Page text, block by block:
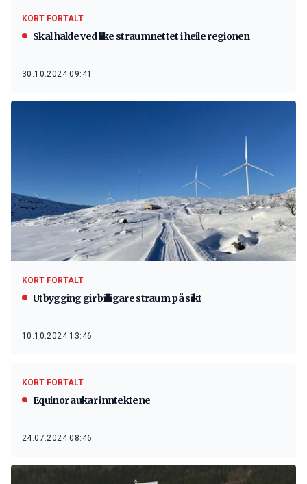
KORT FORTALT
Skal halde ved like straumnettet i heile regionen
30.10.2024 09:41
KORT FORTALT
Utbygging gir billigare straum på sikt
10.10.2024 13:46
KORT FORTALT
Equinor aukar inntektene
24.07.2024 08:46